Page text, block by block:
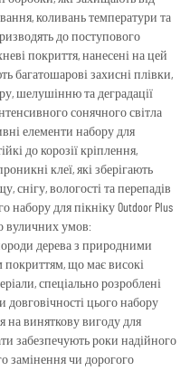
коливань температури та
до поступового
покриття, нанесені на цей
багатошарові захисні плівки,
шелушінню та деградації
сонячного світла
елементи набору для
до корозії кріплення,
клеї, які зберігають
снігу, вологості та перепадів
набору для пікніку Outdoor Plus
вуличних умов:
дерева з природними
що має високі
спеціально розроблені
довговічності цього набору
на виняткову вигоду для
забезпечують роки надійного
замінення чи дорогого